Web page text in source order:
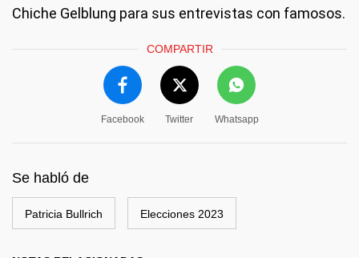
Chiche Gelblung para sus entrevistas con famosos.
COMPARTIR
Facebook Twitter Whatsapp
Se habló de
Patricia Bullrich Elecciones 2023